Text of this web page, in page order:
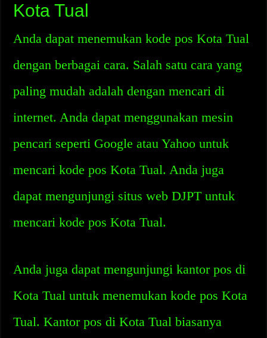
Kota Tual
Anda dapat menemukan kode pos Kota Tual
dengan berbagai cara. Salah satu cara yang
paling mudah adalah dengan mencari di
internet. Anda dapat menggunakan mesin
pencari seperti Google atau Yahoo untuk
mencari kode pos Kota Tual. Anda juga
dapat mengunjungi situs web DJPT untuk
mencari kode pos Kota Tual.
Anda juga dapat mengunjungi kantor pos di
Kota Tual untuk menemukan kode pos Kota
Tual. Kantor pos di Kota Tual biasanya